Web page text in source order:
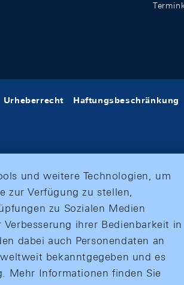
Urheberrecht Haftungsbeschränkung
und weitere Technologien, um
zur Verfügung zu stellen,
zu Sozialen Medien
ihrer Bedienbarkeit in
dabei auch Personendaten an
bekanntgegeben und es
Mehr Informationen finden Sie